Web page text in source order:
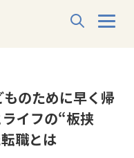
ものために早く帰
イフの“板挟
職とは